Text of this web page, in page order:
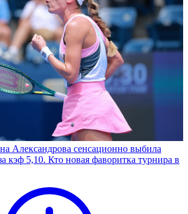
Александрова сенсационно выбила
кэф 5,10. Кто новая фаворитка турнира в